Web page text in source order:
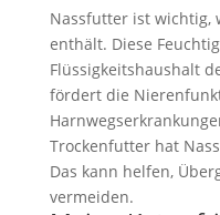
Nassfutter ist wichtig,
enthält. Diese
Flüssigkeitshaushalt
fördert die
Trockenfutter hat
Das kann helfen,
vermeiden.